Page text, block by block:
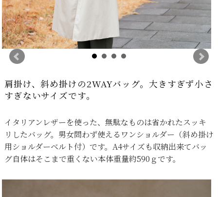
肩掛け、斜め掛けの2WAYバッグ。大きすぎず小さ
すぎないサイズです。
イタリアンレザーを使った、無駄なものは省かれたスッキ
リしたバッグ。男女問わず使えるワンショルダー（斜め掛け
用ショルダーベルト付）です。A4サイズも収納出来てバッ
グ自体はそこまで重くない本体重量約590ｇです。